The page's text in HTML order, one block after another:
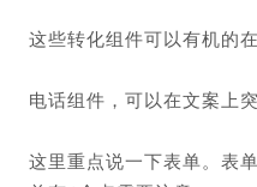
这些转化组件可以有机的
电话组件，可以在文案上
这里重点说一下表单。 表